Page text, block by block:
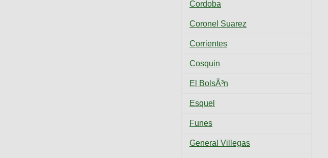
Cordoba
Coronel Suarez
Corrientes
Cosquin
El BolsÃ³n
Esquel
Funes
General Villegas